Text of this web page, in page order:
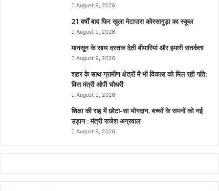
August 9, 2026
21 वर्षों बाद फिर खुला मेटापारा कोरसागुड़ा का स्कूल
August 9, 2026
मानसून के साथ दस्तक देती बीमारियां और हमारी सतर्कता
August 9, 2026
शहर के साथ ग्रामीण क्षेत्रों में भी विकास को मिल रही गति:
वित्त मंत्री ओपी चौधरी
August 9, 2026
शिक्षा की राह में छोटा-सा योगदान, बच्चों के सपनों को नई
उड़ान : मंत्री राजेश अग्रवाल
August 9, 2026